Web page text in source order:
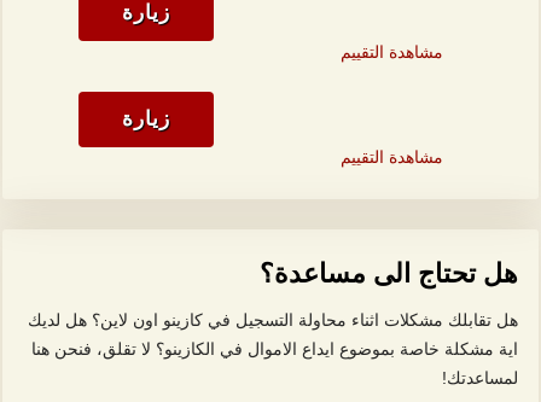
زيارة
مشاهدة التقييم
زيارة
مشاهدة التقييم
هل تحتاج الى مساعدة؟
هل تقابلك مشكلات اثناء محاولة التسجيل في كازينو اون لاين؟ هل لديك
اية مشكلة خاصة بموضوع ايداع الاموال في الكازينو؟ لا تقلق، فنحن هنا
لمساعدتك!